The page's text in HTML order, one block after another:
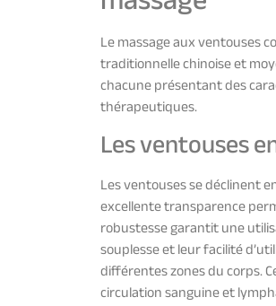
Le massage aux ventouses
traditionnelle chinoise et
chacune présentant des
thérapeutiques.
Les ventouses
Les ventouses se déclinent
excellente transparence
robustesse garantit une
souplesse et leur facilité
différentes zones du corps.
circulation sanguine et